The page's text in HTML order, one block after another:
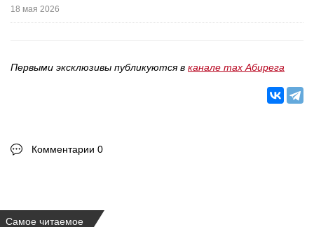
18 мая 2026
Первыми эксклюзивы публикуются в канале max Абирега
Комментарии 0
Самое читаемое